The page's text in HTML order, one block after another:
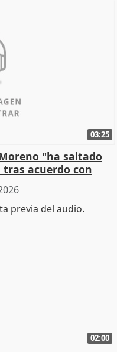
03:25
"ha saltado
acuerdo con
02:00